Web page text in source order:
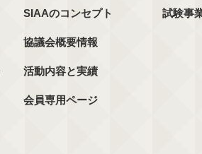
SIAAのコンセプト
協議会概要情報
活動内容と実績
会員専用ページ
試験事